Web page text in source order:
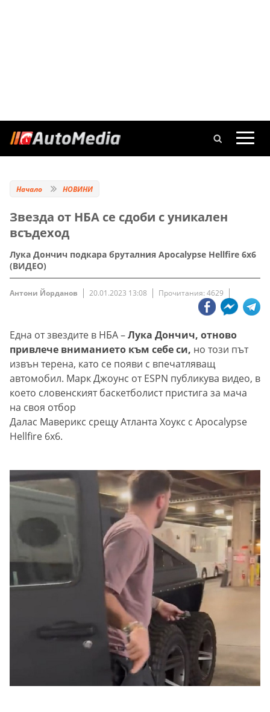
Начало НОВИНИ
Звезда от НБА се сдоби с уникален
всъдеход
Лука Дончич подкара бруталния Apocalypse Hellfire 6x6
(ВИДЕО)
Антони Йорданов 20.01.2023 13:08 Прочитания: 4629
Една от звездите в НБА –Лука Дончич, отново
привлече вниманието към себе си, но този път
извън терена, като се появи с впечатляващ
автомобил. Марк Джоунс от ESPN публикува видео, в
което словенският баскетболист пристига за мача
на своя отбор
Далас Маверикс срещу Атланта Хоукс с Apocalypse
Hellfire 6x6.